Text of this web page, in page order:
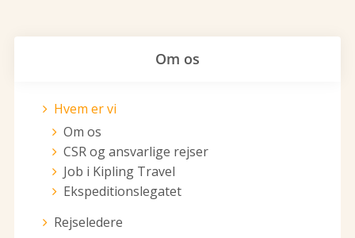
Om os
Hvem er vi
Om os
CSR og ansvarlige rejser
Job i Kipling Travel
Ekspeditionslegatet
Rejseledere